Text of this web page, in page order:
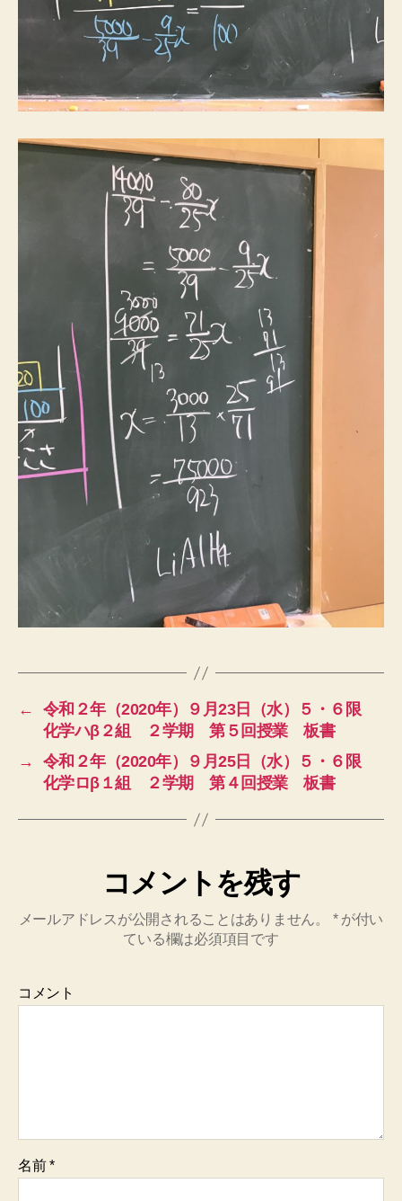
←
令和２年（2020年）９月23日（水）５・６限
化学ハβ２組 ２学期 第５回授業 板書
→
令和２年（2020年）９月25日（水）５・６限
化学ロβ１組 ２学期 第４回授業 板書
コメントを残す
メールアドレスが公開されることはありません。 *が付い
ている欄は必須項目です
コメント
名前*